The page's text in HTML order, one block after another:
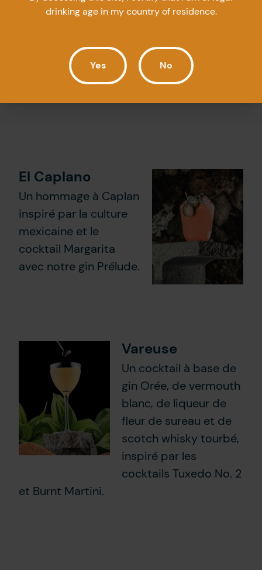
brume matinale, il
à des ingrédients
surprenants.
El Caplano
Un hommage à Caplan
inspiré par la culture
mexicaine et le
cocktail Margarita
avec notre gin Prélude.
Vareuse
Un cocktail à base de
gin Orée, de vermouth
blanc, de liqueur de
fleur de sureau et de
scotch whisky tourbé,
inspiré par les
cocktails Tuxedo No. 2
et Burnt Martini.
drinking age in my country of residence.
Yes No